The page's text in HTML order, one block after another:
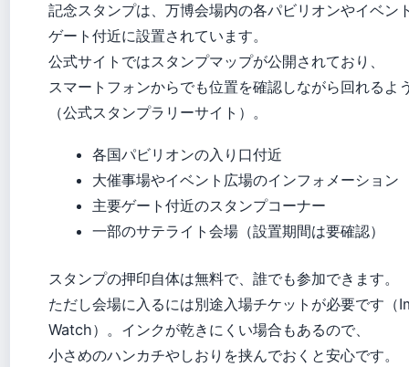
記念スタンプは、万博会場内の各パビリオンやイベン
ゲート付近に設置されています。
公式サイトではスタンプマップが公開されており、
スマートフォンからでも位置を確認しながら回れるよ
（公式スタンプラリーサイト）。
各国パビリオンの入り口付近
大催事場やイベント広場のインフォメーション
主要ゲート付近のスタンプコーナー
一部のサテライト会場（設置期間は要確認）
スタンプの押印自体は無料で、誰でも参加できます。
ただし会場に入るには別途入場チケットが必要です
Watch）。インクが乾きにくい場合もあるので、
小さめのハンカチやしおりを挟んでおくと安心です。